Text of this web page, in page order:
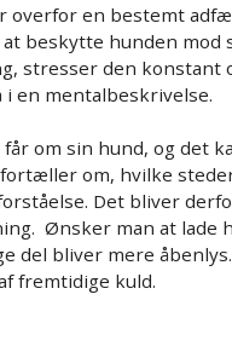
overfor en bestemt
beskytte hunden mod
den konstant
en mentalbeskrivelse.
om sin hund, og det
om, hvilke
Det bliver
Ønsker man at lade
del bliver mere
fremtidige kuld.